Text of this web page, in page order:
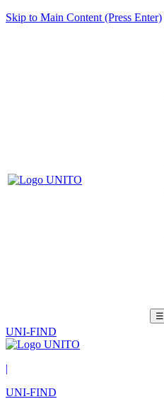
Skip to Main Content (Press Enter)
☰
UNI-FIND
|
UNI-FIND